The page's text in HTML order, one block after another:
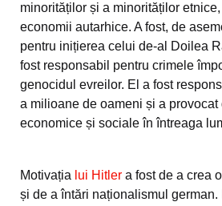
minorităților și a minorităților
economii autarhice. A fost, de
pentru inițierea celui de-al Doilea
fost responsabil pentru crimele
genocidul evreilor. El a fost
a milioane de oameni și a provocat
economice și sociale în întreaga
Motivația lui Hitler a fost de a crea
și de a întări naționalismul german.